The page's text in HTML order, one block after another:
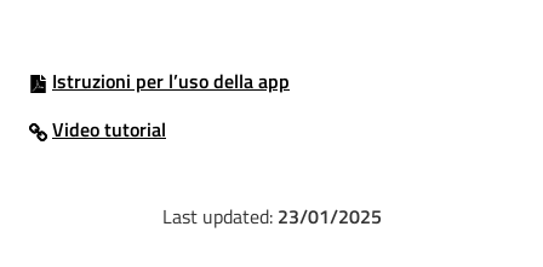
Istruzioni per l’uso della app
Video tutorial
Last updated: 23/01/2025